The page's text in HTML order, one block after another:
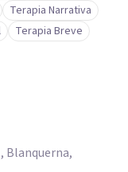
Terapia Narrativa
Terapia Breve
Blanquerna,